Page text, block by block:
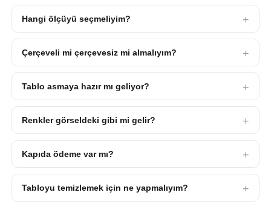
Hangi ölçüyü seçmeliyim?
Çerçeveli mi çerçevesiz mi almalıyım?
Tablo asmaya hazır mı geliyor?
Renkler görseldeki gibi mi gelir?
Kapıda ödeme var mı?
Tabloyu temizlemek için ne yapmalıyım?